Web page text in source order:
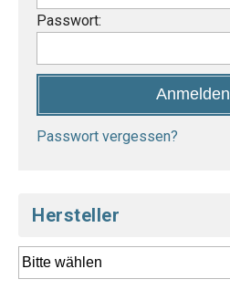
Passwort:
Anmelden
Passwort vergessen?
Hersteller